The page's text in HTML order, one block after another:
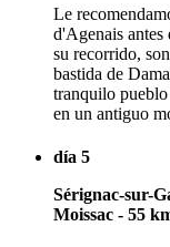
Le
d'Agenais antes
su recorrido,
bastida de
tranquilo
en un antiguo
día 5
Sérignac-sur-
Moissac - 55